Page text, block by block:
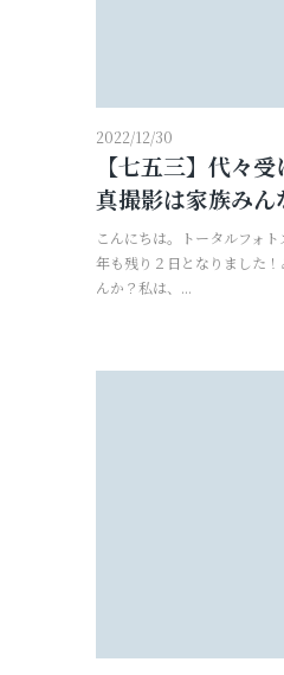
2022/12/30
【七五三】代々
真撮影は家族みん
こんにちは。トータルフォ
年も残り２日となりました
んか？私は、...